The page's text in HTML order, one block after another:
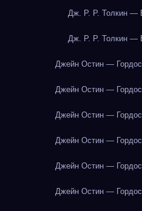
Дж. Р. Р. Толкин —
Дж. Р. Р. Толкин —
Джейн Остин —
Джейн Остин —
Джейн Остин —
Джейн Остин —
Джейн Остин —
Джейн Остин —